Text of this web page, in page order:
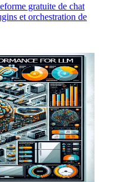
gratuite de chat
et orchestration de